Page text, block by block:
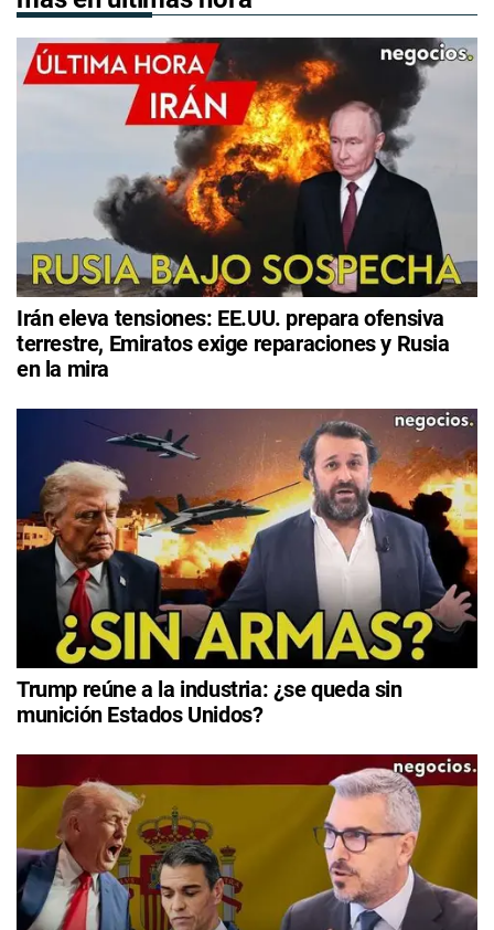
Irán eleva tensiones: EE.UU. prepara ofensiva
terrestre, Emiratos exige reparaciones y Rusia
en la mira
Trump reúne a la industria: ¿se queda sin
munición Estados Unidos?